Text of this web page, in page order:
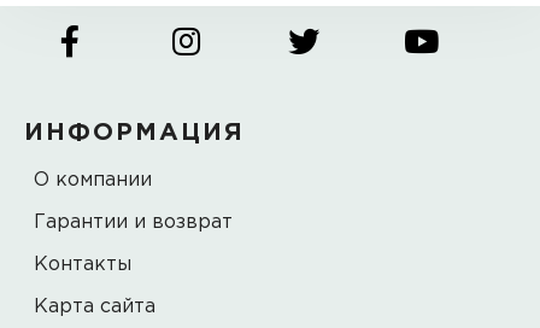
ИНФОРМАЦИЯ
О компании
Гарантии и возврат
Контакты
Карта сайта